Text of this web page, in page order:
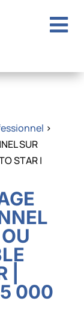

>
SUR
STAR |
000